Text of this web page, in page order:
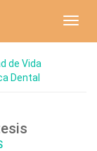
de Vida
Dental